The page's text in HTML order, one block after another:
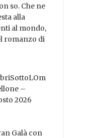
so. Che ne
alla
al mondo,
romanzo di
–
2026
Galà con